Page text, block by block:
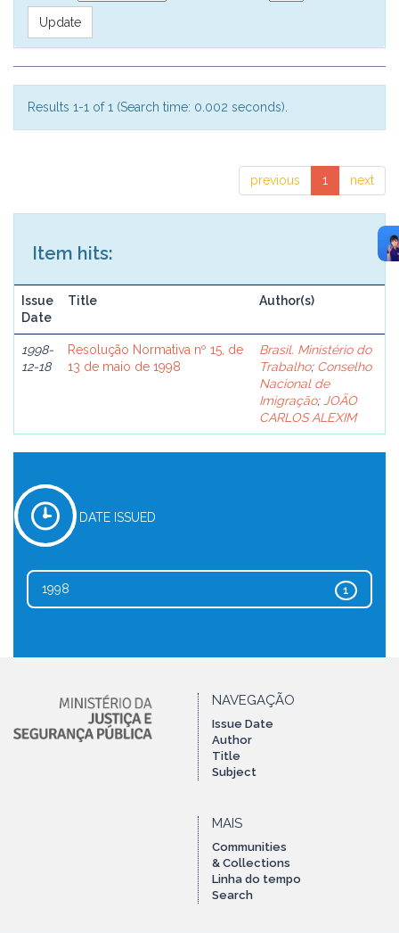
Results 1-1 of 1 (Search time: 0.002 seconds).
previous 1 next
Item hits:
Issue
Date
Title Author(s)
1998-
12-18
Resolução Normativa nº 15, de
13 de maio de 1998
Brasil. Ministério do
Trabalho; Conselho
Nacional de
Imigração; JOÃO
CARLOS ALEXIM
DATE ISSUED
1
1998
NAVEGAÇÃO
Issue Date
Author
Title
Subject
MAIS
Communities
& Collections
Linha do tempo
Search